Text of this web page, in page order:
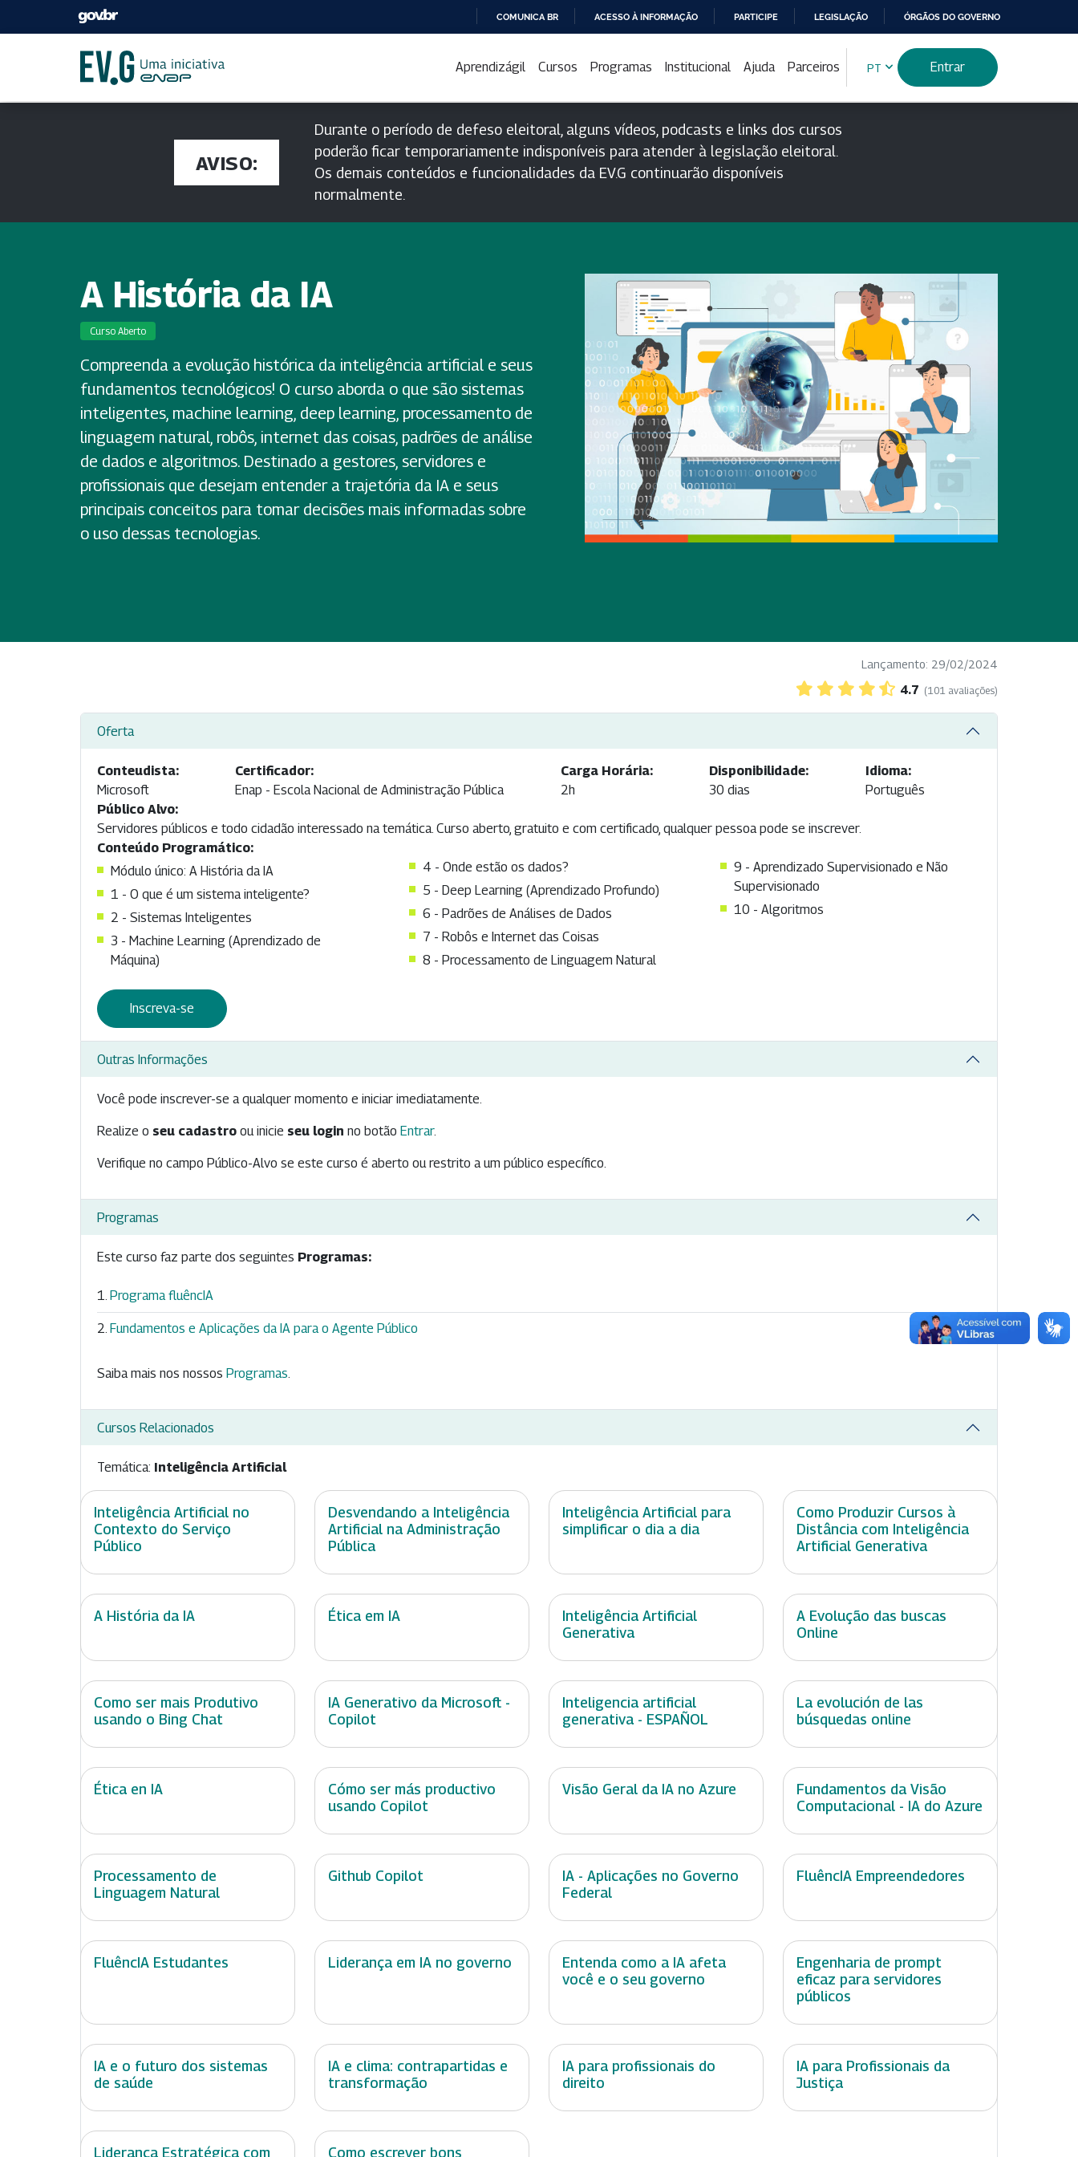
PARA
CONTEÚDO
COMUNICA BR ACESSO À INFORMAÇÃO PARTICIPE LEGISLAÇÃO ÓRGÃOS DO GOVERNO
Aprendizágil Cursos Programas Institucional Ajuda Parceiros PT Entrar
AVISO:
Durante o período de defeso eleitoral, alguns vídeos, podcasts e links dos cursos
poderão ficar temporariamente indisponíveis para atender à legislação eleitoral.
Os demais conteúdos e funcionalidades da EV.G continuarão disponíveis
normalmente.
A História da IA
Curso Aberto
Compreenda a evolução histórica da inteligência artificial e seus
fundamentos tecnológicos! O curso aborda o que são sistemas
inteligentes, machine learning, deep learning, processamento de
linguagem natural, robôs, internet das coisas, padrões de análise
de dados e algoritmos. Destinado a gestores, servidores e
profissionais que desejam entender a trajetória da IA e seus
principais conceitos para tomar decisões mais informadas sobre
o uso dessas tecnologias.
Lançamento: 29/02/2024
4.7 (101 avaliações)
Oferta
Conteudista:
Microsoft
Certificador:
Enap - Escola Nacional de Administração Pública
Carga Horária:
2h
Disponibilidade:
30 dias
Idioma:
Português
Público Alvo:
Servidores públicos e todo cidadão interessado na temática. Curso aberto, gratuito e com certificado, qualquer pessoa pode se inscrever.
Conteúdo Programático:
Módulo único: A História da IA
1 - O que é um sistema inteligente?
2 - Sistemas Inteligentes
3 - Machine Learning (Aprendizado de
Máquina)
4 - Onde estão os dados?
5 - Deep Learning (Aprendizado Profundo)
6 - Padrões de Análises de Dados
7 - Robôs e Internet das Coisas
8 - Processamento de Linguagem Natural
9 - Aprendizado Supervisionado e Não
Supervisionado
10 - Algoritmos
Inscreva-se
Outras Informações
Você pode inscrever-se a qualquer momento e iniciar imediatamente.
Realize o seu cadastro ou inicie seu login no botão Entrar.
Verifique no campo Público-Alvo se este curso é aberto ou restrito a um público específico.
Programas
Este curso faz parte dos seguintes Programas:
Programa fluêncIA
Fundamentos e Aplicações da IA para o Agente Público
Saiba mais nos nossos Programas.
Cursos Relacionados
Temática: Inteligência Artificial
Inteligência Artificial no
Contexto do Serviço
Público
Desvendando a Inteligência
Artificial na Administração
Pública
Inteligência Artificial para
simplificar o dia a dia
Como Produzir Cursos à
Distância com Inteligência
Artificial Generativa
A História da IA Ética em IA
Inteligência Artificial
Generativa
A Evolução das buscas
Online
Como ser mais Produtivo
usando o Bing Chat
IA Generativo da Microsoft -
Copilot
Inteligencia artificial
generativa - ESPAÑOL
La evolución de las
búsquedas online
Ética en IA
Cómo ser más productivo
usando Copilot
Visão Geral da IA no Azure
Fundamentos da Visão
Computacional - IA do Azure
Processamento de
Linguagem Natural
Github Copilot
IA - Aplicações no Governo
Federal
FluêncIA Empreendedores
FluêncIA Estudantes Liderança em IA no governo
Entenda como a IA afeta
você e o seu governo
Engenharia de prompt
eficaz para servidores
públicos
IA e o futuro dos sistemas
de saúde
IA e clima: contrapartidas e
transformação
IA para profissionais do
direito
IA para Profissionais da
Justiça
Liderança Estratégica com
Como escrever bons